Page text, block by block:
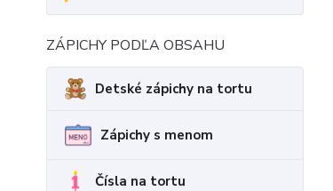
ZÁPICHY PODĽA OBSAHU
Detské zápichy na tortu
Zápichy s menom
Čísla na tortu